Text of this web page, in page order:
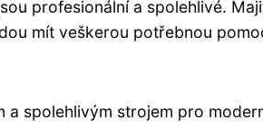
profesionální a spolehlivé.
mít veškerou potřebnou
a spolehlivým strojem pro